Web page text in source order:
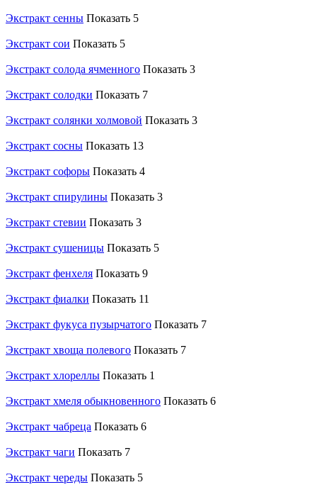
Экстракт сенны Показать 5
Экстракт сои Показать 5
Экстракт солода ячменного Показать 3
Экстракт солодки Показать 7
Экстракт солянки холмовой Показать 3
Экстракт сосны Показать 13
Экстракт софоры Показать 4
Экстракт спирулины Показать 3
Экстракт стевии Показать 3
Экстракт сушеницы Показать 5
Экстракт фенхеля Показать 9
Экстракт фиалки Показать 11
Экстракт фукуса пузырчатого Показать 7
Экстракт хвоща полевого Показать 7
Экстракт хлореллы Показать 1
Экстракт хмеля обыкновенного Показать 6
Экстракт чабреца Показать 6
Экстракт чаги Показать 7
Экстракт череды Показать 5